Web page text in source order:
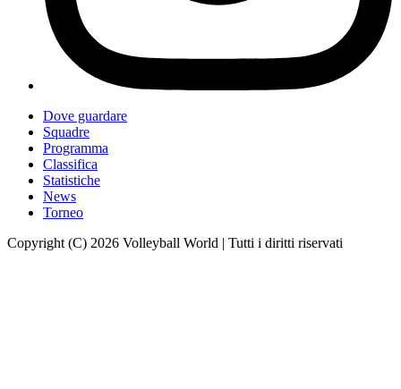
Dove guardare
Squadre
Programma
Classifica
Statistiche
News
Torneo
Copyright (C) 2026 Volleyball World | Tutti i diritti riservati